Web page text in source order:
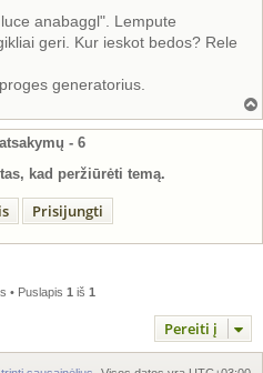
anabaggl". Lempute
geri. Kur ieskot bedos? Rele
generatorius.
i
- 6
kad peržiūrėti temą.
Prisijungti
• Puslapis 1 iš 1
Pereiti į